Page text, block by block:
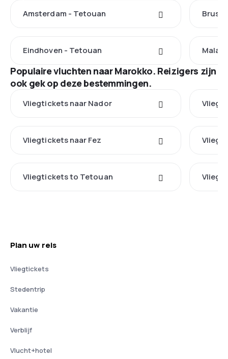
Amsterdam - Tetouan
Eindhoven - Tetouan
Populaire vluchten naar Marokko. Reizigers zijn
ook gek op deze bestemmingen.
Vliegtickets naar Nador
Vliegtickets naar Fez
Vliegtickets to Tetouan
Plan uw reis
Vliegtickets
Stedentrip
Vakantie
Verblijf
Vlucht+hotel